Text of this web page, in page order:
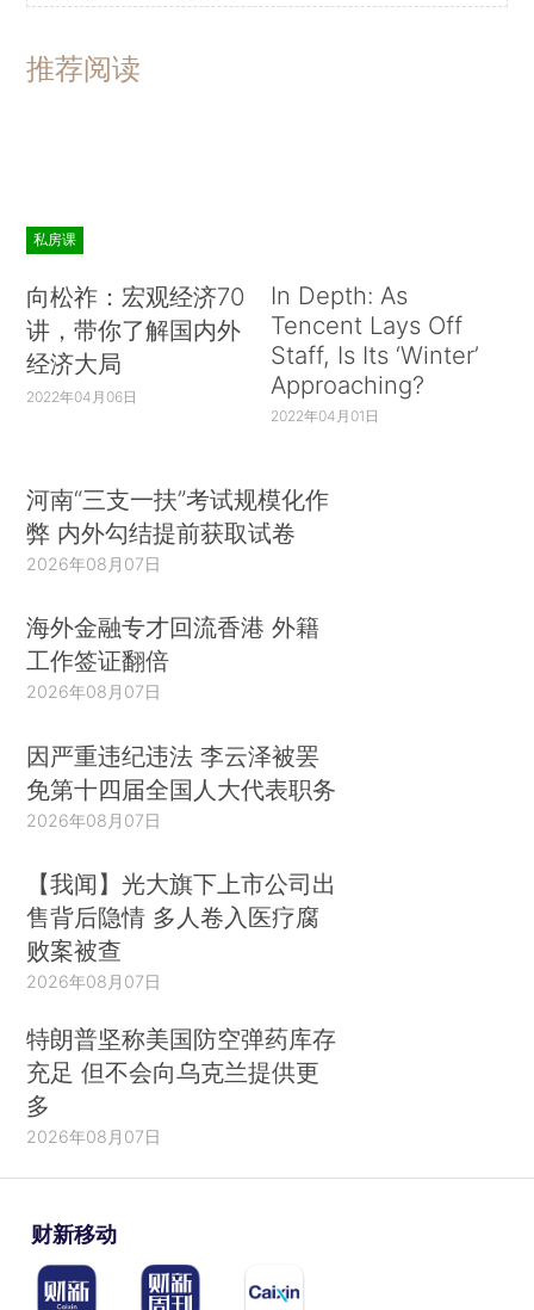
推荐阅读
私房课
向松祚：宏观经济70
讲，带你了解国内外
经济大局
2022年04月06日
In Depth: As
Tencent Lays Off
Staff, Is Its ‘Winter’
Approaching?
2022年04月01日
河南“三支一扶”考试规模化作
弊 内外勾结提前获取试卷
2026年08月07日
海外金融专才回流香港 外籍
工作签证翻倍
2026年08月07日
因严重违纪违法 李云泽被罢
免第十四届全国人大代表职务
2026年08月07日
【我闻】光大旗下上市公司出
售背后隐情 多人卷入医疗腐
败案被查
2026年08月07日
特朗普坚称美国防空弹药库存
充足 但不会向乌克兰提供更
多
2026年08月07日
财新移动